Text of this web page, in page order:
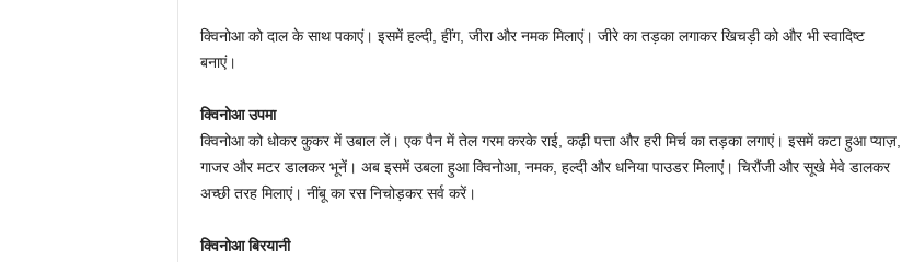
क्विनोआ को दाल के साथ पकाएं। इसमें हल्दी, हींग, जीरा और नमक मिलाएं। जीरे का तड़का लगाकर खिचड़ी को और भी स्वादिष्ट
बनाएं।
क्विनोआ उपमा
क्विनोआ को धोकर कुकर में उबाल लें। एक पैन में तेल गरम करके राई, कढ़ी पत्ता और हरी मिर्च का तड़का लगाएं। इसमें कटा हुआ प्याज़,
गाजर और मटर डालकर भूनें। अब इसमें उबला हुआ क्विनोआ, नमक, हल्दी और धनिया पाउडर मिलाएं। चिरौंजी और सूखे मेवे डालकर
अच्छी तरह मिलाएं। नींबू का रस निचोड़कर सर्व करें।
क्विनोआ बिरयानी